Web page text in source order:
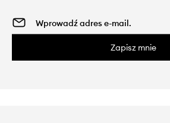
Zapisz mnie